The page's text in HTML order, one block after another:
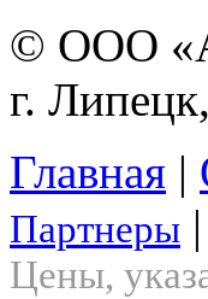
© ООО
г.
Главная |
Партнеры |
Цены,